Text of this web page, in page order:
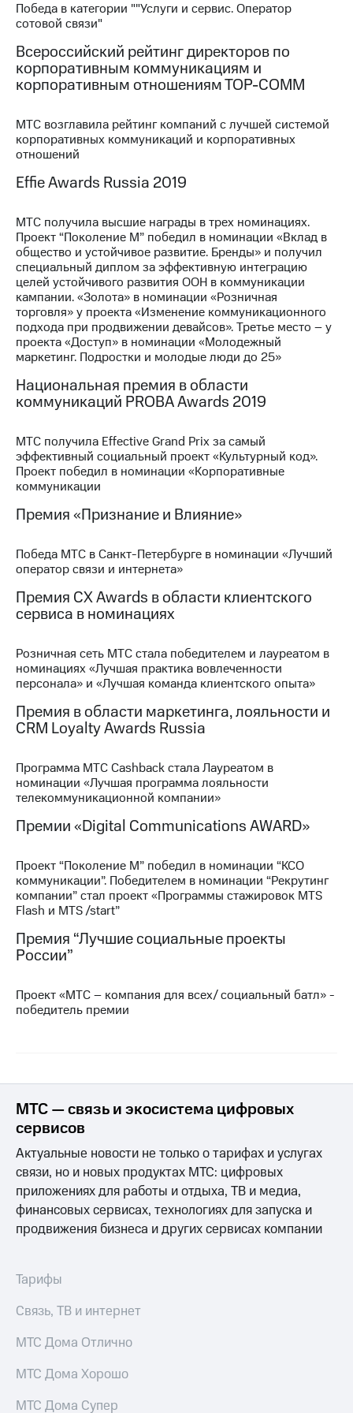
МТС
о технологиях
Достижения
Финансовая
отчетность
Контакты
в
регионе
и акционерам
Корпоративное
управление
Корпоративный
секретарь
Раскрытие
Информация
акционерам
"МТС"
Собрания
акционеров
Личный
кабинет
акционера
капитал
Контроль
аудит
Рынок
Описание
Программа
приобретения
Порядок
выкупа
акций
Рынок
облигаций
Описание
Еврооблигации-2023
Уведомление
погашении
именных
облигаций
Другое
Регистратор
Реквизиты
развитие
деловая этика
На главную
Победа в категории ""Услуги и сервис. Оператор
сотовой связи"
Всероссийский рейтинг директоров по
корпоративным коммуникациям и
корпоративным отношениям ТОР-СОММ
МТС возглавила рейтинг компаний с лучшей системой
корпоративных коммуникаций и корпоративных
отношений
Effie Awards Russia 2019
МТС получила высшие награды в трех номинациях.
Проект “Поколение М” победил в номинации «Вклад в
общество и устойчивое развитие. Бренды» и получил
специальный диплом за эффективную интеграцию
целей устойчивого развития ООН в коммуникации
кампании. «Золота» в номинации «Розничная
торговля» у проекта «Изменение коммуникационного
подхода при продвижении девайсов». Третье место – у
проекта «Доступ» в номинации «Молодежный
маркетинг. Подростки и молодые люди до 25»
Национальная премия в области
коммуникаций PROBA Awards 2019
МТС получила Effective Grand Prix за самый
эффективный социальный проект «Культурный код».
Проект победил в номинации «Корпоративные
коммуникации
Премия «Признание и Влияние»
Победа МТС в Санкт-Петербурге в номинации «Лучший
оператор связи и интернета»
Премия CX Awards в области клиентского
сервиса в номинациях
Розничная сеть МТС стала победителем и лауреатом в
номинациях «Лучшая практика вовлеченности
персонала» и «Лучшая команда клиентского опыта»
Премия в области маркетинга, лояльности и
CRM Loyalty Awards Russia
Программа МТС Cashback стала Лауреатом в
номинации «Лучшая программа лояльности
телекоммуникационной компании»
Премии «Digital Communications AWARD»
Проект “Поколение М” победил в номинации “КСО
коммуникации”. Победителем в номинации “Рекрутинг
компании” стал проект «Программы стажировок MTS
Flash и MTS /start”
Премия “Лучшие социальные проекты
России”
Проект «МТС – компания для всех/ социальный батл» -
победитель премии
МТС — связь и экосистема цифровых
сервисов
Актуальные новости не только о тарифах и услугах
связи, но и новых продуктах МТС: цифровых
приложениях для работы и отдыха, ТВ и медиа,
финансовых сервисах, технологиях для запуска и
продвижения бизнеса и других сервисах компании
Тарифы
Связь, ТВ и интернет
МТС Дома Отлично
МТС Дома Хорошо
МТС Дома Супер